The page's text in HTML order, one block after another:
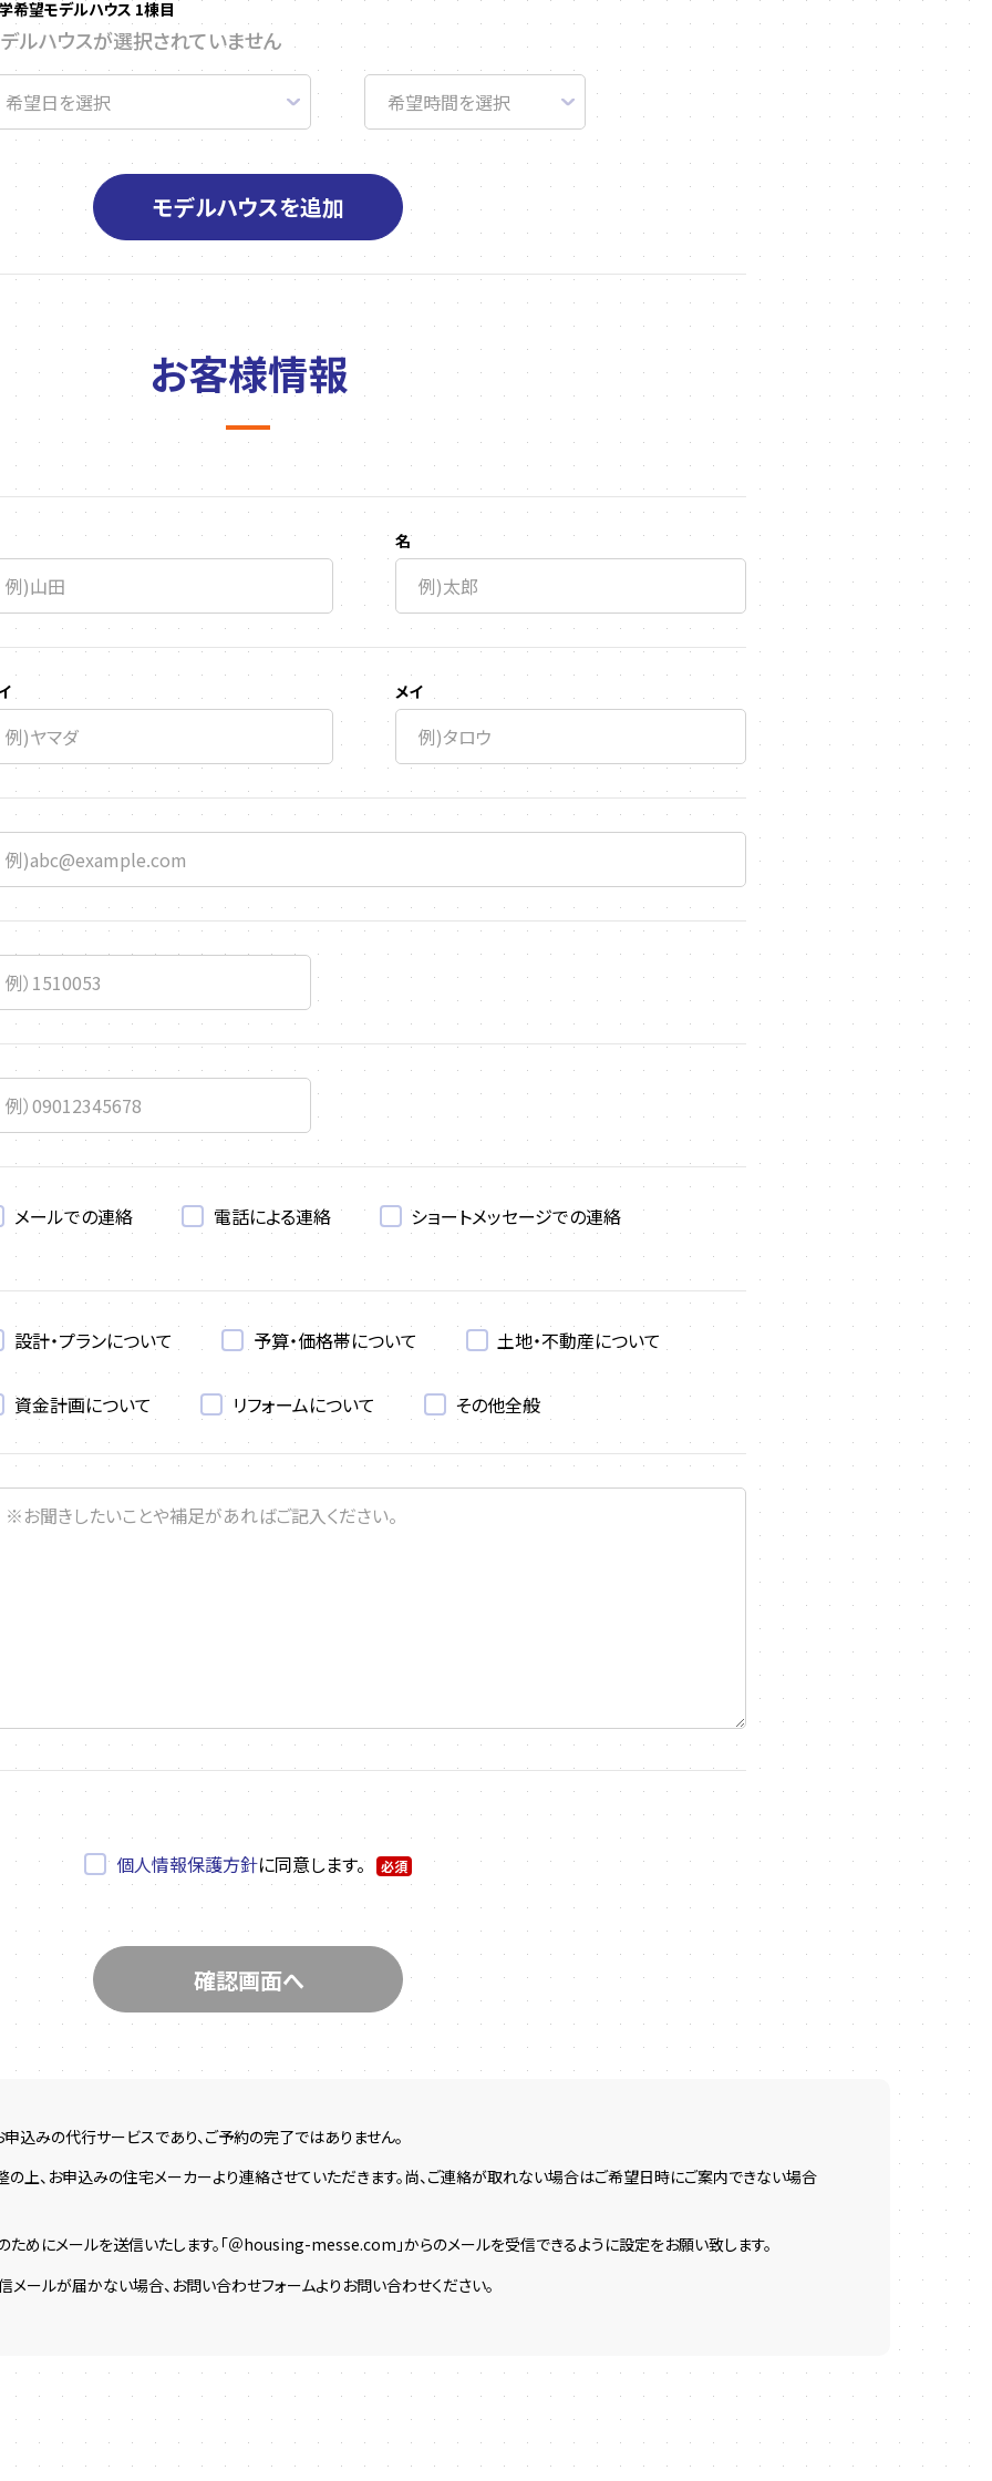
希望モデルハウス 1棟目
ルハウスが選択されていません
モデルハウスを追加
お客様情報
名
メイ
メールでの連絡 電話による連絡 ショートメッセージでの連絡
設計・プランについて 予算・価格帯について 土地・不動産について
資金計画について リフォームについて その他全般
個人情報保護方針に同意します。 必須
込みの代行サービスであり、ご予約の完了ではありません。
上、お申込みの住宅メーカーより連絡させていただきます。尚、ご連絡が取れない場合はご希望日時にご案内できない場合
めにメールを送信いたします。「＠housing-messe.com」からのメールを受信できるように設定をお願い致します。
メールが届かない場合、お問い合わせフォームよりお問い合わせください。